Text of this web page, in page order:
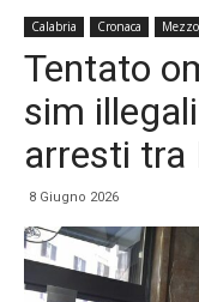
Calabria Cronaca
Tentato
sim
arresti tra
8 Giugno 2026